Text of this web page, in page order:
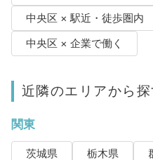
中央区 × 駅近・徒歩圏内
中央区 × 企業で働く
近隣のエリアから探
関東
茨城県 栃木県